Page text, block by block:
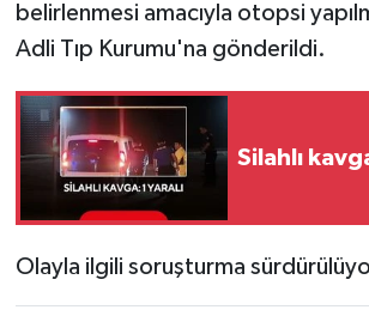
belirlenmesi amacıyla otopsi
Adli Tıp Kurumu'na gönderildi.
Silahlı
Olayla ilgili soruşturma